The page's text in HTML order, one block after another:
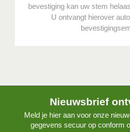
bevestiging kan uw stem
U ontvangt hierover
Nieuwsbrief
Meld je hier aan voor onze
gegevens secuur op conform